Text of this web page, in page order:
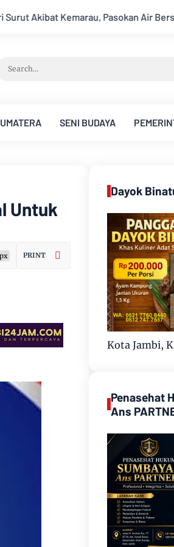
Bersih Tirta Mayang Jambi Keruh
SENI BUDAYA
Untuk
PRINT
Dayok
Kota Jambi,
Penasehat
Ans